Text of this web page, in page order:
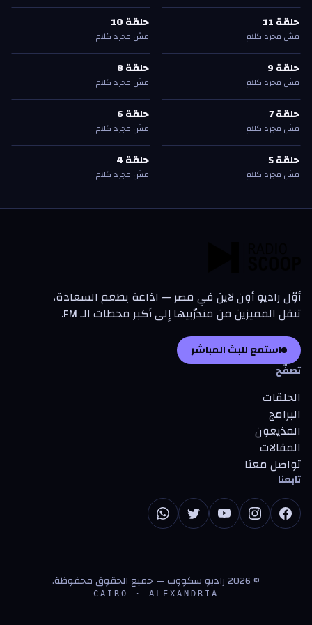
حلقة11
—مش مجرد كلام حلقة 11 حلقة11
مش مجرد كلام
حلقة10
—مش مجرد كلام حلقة 10 حلقة10
مش مجرد كلام
حلقة9
—مش مجرد كلام حلقة 9 حلقة9
مش مجرد كلام
حلقة8
—مش مجرد كلام حلقة 8 حلقة8
مش مجرد كلام
حلقة7
—مش مجرد كلام حلقة 7 حلقة7
مش مجرد كلام
حلقة6
—مش مجرد كلام حلقة 6 حلقة6
مش مجرد كلام
حلقة5
—مش مجرد كلام حلقة 5 حلقة5
مش مجرد كلام
حلقة4
—مش مجرد كلام م
محلقة 4 حلقة4
مش مجرد كلام
أوّل راديو أون لاين في مصر — اذاعة بطعم السعادة،
تنقل المميزين من متدرّبيها إلى أكبر محطات الـ FM.
استمع للبث المباشر
تصفّح
الحلقات
البرامج
المذيعون
المقالات
تواصل معنا
تابعنا
©
2026راديو سكووب — جميع الحقوق محفوظة.
CAIRO · ALEXANDRIA